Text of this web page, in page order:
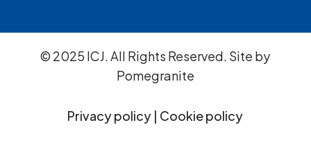
© 2025 ICJ. All Rights Reserved. Site by
Pomegranite
Privacy policy | Cookie policy